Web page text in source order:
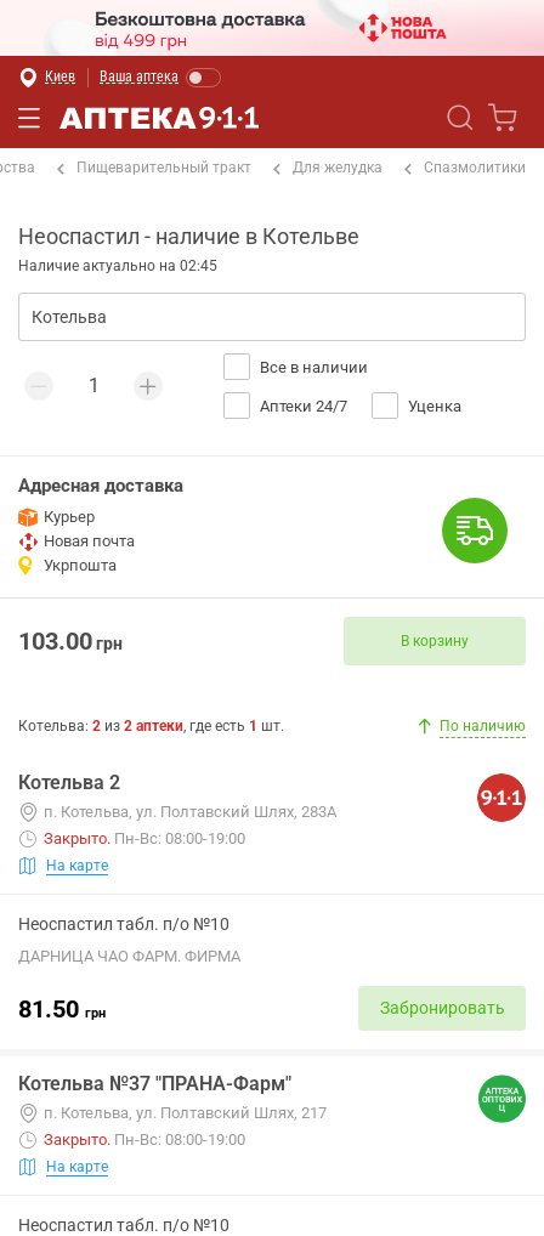
Киев Ваша аптека
Пищеварительный тракт Для желудка Спазмолитики
Неоспастил - наличие в Котельве
Наличие актуально на 02:45
Все в наличии
Аптеки 24/7 Уценка
Адресная доставка
Курьер
Новая почта
Укрпошта
103.00грн В корзину
Котельва: 2 из 2 аптеки, где есть 1 шт. По наличию
Котельва 2
п. Котельва, ул. Полтавский Шлях, 283А
Закрыто. Пн-Вс: 08:00-19:00
На карте
Неоспастил табл. п/о №10
ДАРНИЦА ЧАО ФАРМ. ФИРМА
81.50 грн Забронировать
Котельва №37 "ПРАНА-Фарм"
п. Котельва, ул. Полтавский Шлях, 217
Закрыто. Пн-Вс: 08:00-19:00
На карте
Неоспастил табл. п/о №10